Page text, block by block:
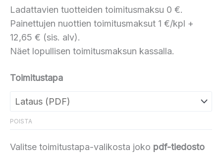
Ladattavien tuotteiden toimitusmaksu 0 €.
Painettujen nuottien toimitusmaksut 1 €/kpl +
12,65 € (sis. alv).
Näet lopullisen toimitusmaksun kassalla.
Toimitustapa
POISTA
Valitse toimitustapa-valikosta joko pdf-tiedosto